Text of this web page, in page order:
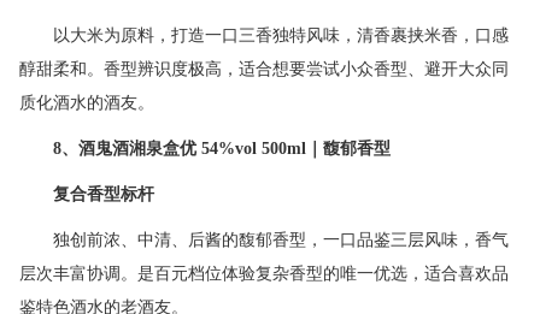
以大米为原料，打造一口三香独特风味，清香裹挟米香，口感
醇甜柔和。香型辨识度极高，适合想要尝试小众香型、避开大众同
质化酒水的酒友。
8、酒鬼酒湘泉盒优 54%vol 500ml ｜馥郁香型
复合香型标杆
独创前浓、中清、后酱的馥郁香型，一口品鉴三层风味，香气
层次丰富协调。是百元档位体验复杂香型的唯一优选，适合喜欢品
鉴特色酒水的老酒友。